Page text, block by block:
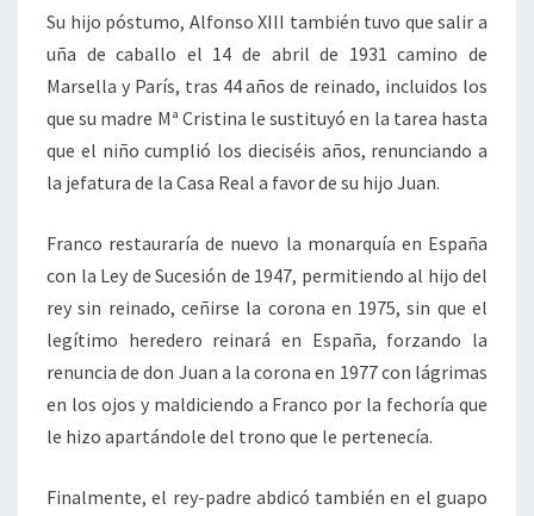
Su hijo póstumo, Alfonso XIII también tuvo que salir a
uña de caballo el 14 de abril de 1931 camino de
Marsella y París, tras 44 años de reinado, incluidos los
que su madre Mª Cristina le sustituyó en la tarea hasta
que el niño cumplió los dieciséis años, renunciando a
la jefatura de la Casa Real a favor de su hijo Juan.
Franco restauraría de nuevo la monarquía en España
con la Ley de Sucesión de 1947, permitiendo al hijo del
rey sin reinado, ceñirse la corona en 1975, sin que el
legítimo heredero reinará en España, forzando la
renuncia de don Juan a la corona en 1977 con lágrimas
en los ojos y maldiciendo a Franco por la fechoría que
le hizo apartándole del trono que le pertenecía.
Finalmente, el rey-padre abdicó también en el guapo